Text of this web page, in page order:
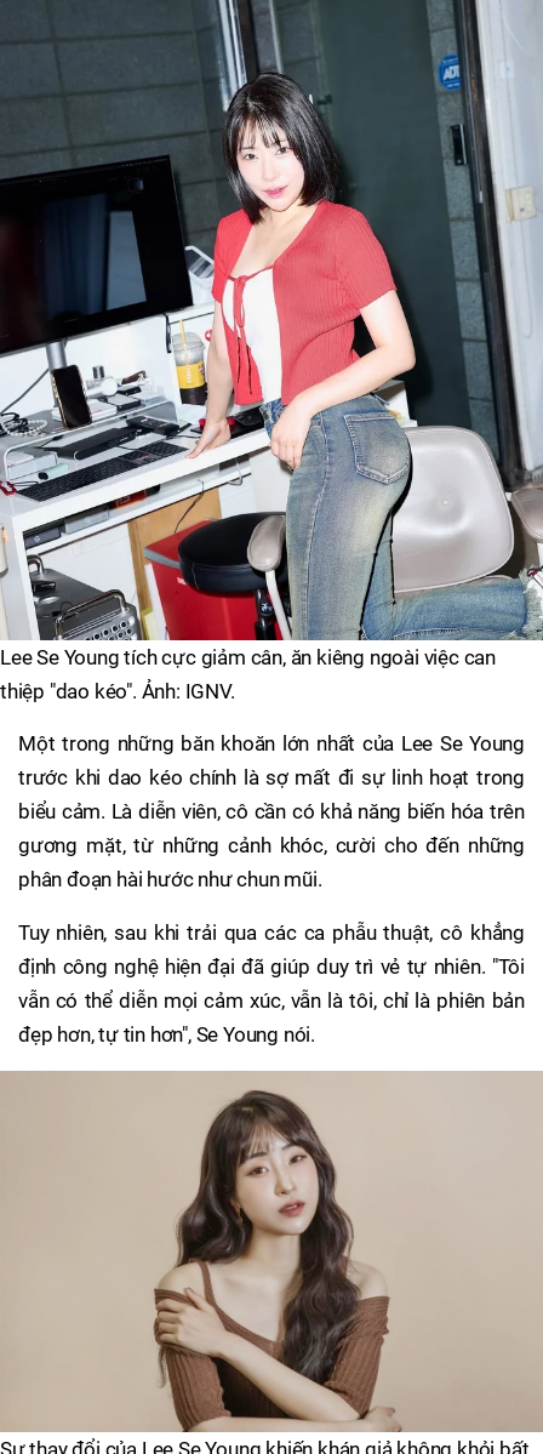
Lee Se Young tích cực giảm cân, ăn kiêng ngoài việc can
thiệp "dao kéo". Ảnh: IGNV.
Một trong những băn khoăn lớn nhất của Lee Se Young
trước khi dao kéo chính là sợ mất đi sự linh hoạt trong
biểu cảm. Là diễn viên, cô cần có khả năng biến hóa trên
gương mặt, từ những cảnh khóc, cười cho đến những
phân đoạn hài hước như chun mũi.
Tuy nhiên, sau khi trải qua các ca phẫu thuật, cô khẳng
định công nghệ hiện đại đã giúp duy trì vẻ tự nhiên. "Tôi
vẫn có thể diễn mọi cảm xúc, vẫn là tôi, chỉ là phiên bản
đẹp hơn, tự tin hơn", Se Young nói.